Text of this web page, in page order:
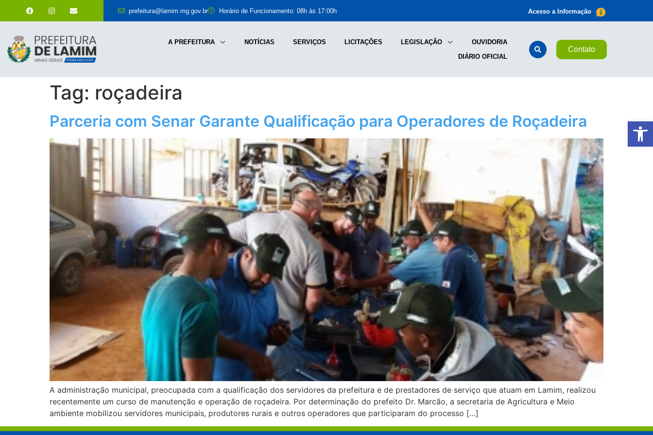
prefeitura@lamim.mg.gov.br Horário de Funcionamento: 08h às 17:00h Acesso a Informação
A PREFEITURA NOTÍCIAS SERVIÇOS LICITAÇÕES LEGISLAÇÃO
OUVIDORIA
DIÁRIO OFICIAL
Contato
Tag: roçadeira
Parceria com Senar Garante Qualificação para Operadores de Roçadeira
A administração municipal, preocupada com a qualificação dos servidores da prefeitura e de prestadores de serviço que atuam em Lamim, realizou
recentemente um curso de manutenção e operação de roçadeira. Por determinação do prefeito Dr. Marcão, a secretaria de Agricultura e Meio
ambiente mobilizou servidores municipais, produtores rurais e outros operadores que participaram do processo […]